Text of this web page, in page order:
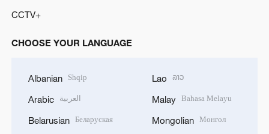
CCTV+
CHOOSE YOUR LANGUAGE
Albanian Shqip
Arabic العربية
Belarusian Беларуская
Lao ລາວ
Malay Bahasa Melayu
Mongolian Монгол